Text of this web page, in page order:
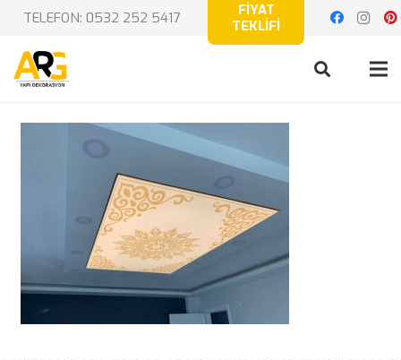
TELEFON: 0532 252 5417
FİYAT
TEKLİFİ